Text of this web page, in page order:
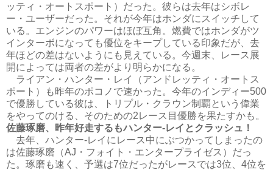
ッティ・オートスポート）だった。彼らは去年はシボレ
ー・ユーザーだった。それが今年はホンダにスイッチして
いる。エンジンのパワーはほぼ互角。燃費ではホンダがツ
インターボになっても優位をキープしている印象だが、去
年ほどの差はないようにも見えている。今週末、レース展
開によっては両者の差がより明らかになる。
ライアン・ハンター・レイ（アンドレッティ・オートス
ポート）も昨年のポコノで速かった。今年のインディー500
で優勝している彼は、トリプル・クラウン制覇という偉業
をやってのける、そのための2レース目優勝を果たすかも。
佐藤琢磨、昨年好走するもハンター-レイとクラッシュ！
去年、ハンター-レイにレース中にぶつかってしまったの
は佐藤琢磨（AJ・フォイト・エンタープライゼス）だっ
た。琢磨も速く、予選は7位だったがレースでは3位、4位を